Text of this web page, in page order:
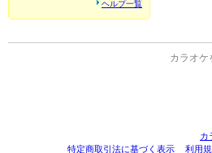
ヘルプ一覧
カラオケ
カ
特定商取引法に基づく表示
利用